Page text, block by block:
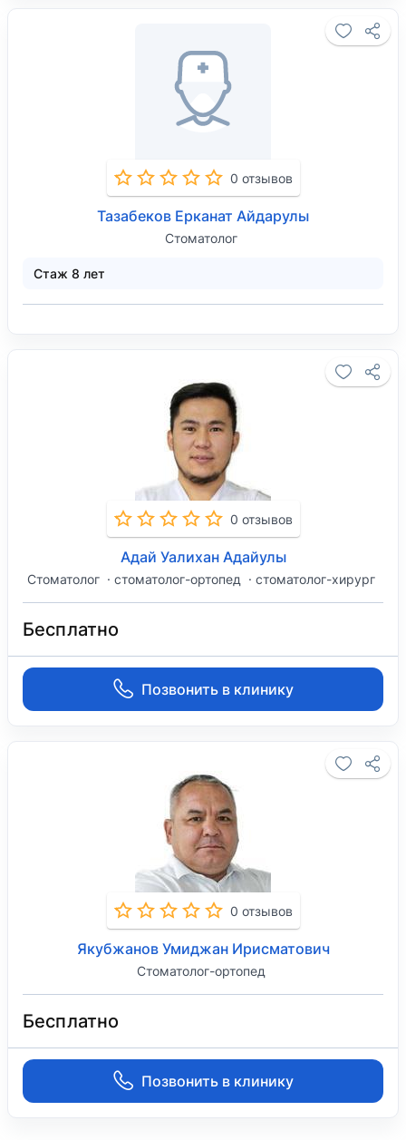
0 отзывов
Тазабеков Ерканат Айдарулы
Стоматолог
Стаж 8 лет
0 отзывов
Адай Уалихан Адайулы
Стоматолог стоматолог-ортопед стоматолог-хирург
Бесплатно
Позвонить в клинику
0 отзывов
Якубжанов Умиджан Ирисматович
Стоматолог-ортопед
Бесплатно
Позвонить в клинику